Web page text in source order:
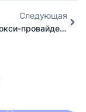
Следующая
Лучшие прокси-провайдеры Норвегии, как получить норвежский IP-адрес